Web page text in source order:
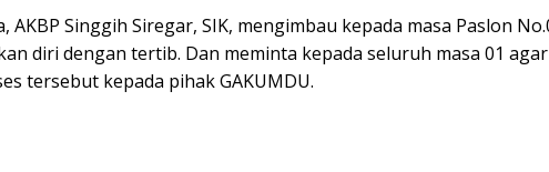
AKBP Singgih Siregar, SIK, mengimbau kepada masa Paslon
diri dengan tertib. Dan meminta kepada seluruh masa 01 agar
tersebut kepada pihak GAKUMDU.